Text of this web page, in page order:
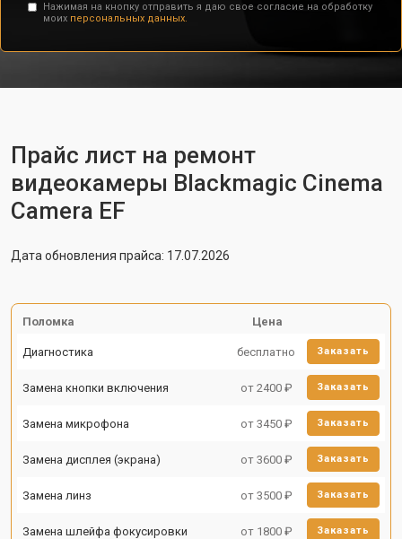
Нажимая на кнопку отправить я даю свое согласие на обработку
моих персональных данных.
Прайс лист на ремонт
видеокамеры Blackmagic Cinema
Camera EF
Дата обновления прайса: 17.07.2026
Поломка Цена
Диагностика бесплатно Заказать
Замена кнопки включения от 2400 ₽ Заказать
Замена микрофона от 3450 ₽ Заказать
Замена дисплея (экрана) от 3600 ₽ Заказать
Замена линз от 3500 ₽ Заказать
Замена шлейфа фокусировки от 1800 ₽ Заказать